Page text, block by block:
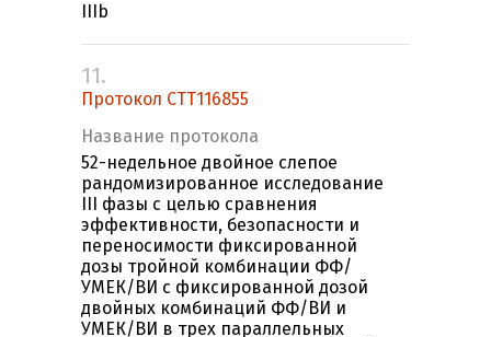
IIIb
11.
Протокол СТТ116855
Название протокола
52-недельное двойное слепое
рандомизированное исследование
III фазы с целью сравнения
эффективности, безопасности и
переносимости фиксированной
дозы тройной комбинации ФФ/
УМЕК/ВИ с фиксированной дозой
двойных комбинаций ФФ/ВИ и
УМЕК/ВИ в трех параллельных